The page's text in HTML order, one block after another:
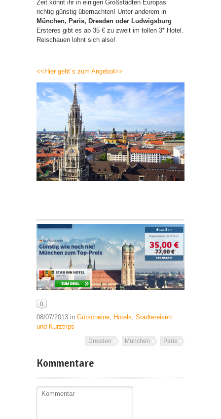
Zeit könnt ihr in einigen Großstädten Europas
richtig günstig übernachten! Unter anderem in
München, Paris, Dresden oder Ludwigsburg.
Ersteres gibt es ab 35 € zu zweit im tollen 3* Hotel.
Reischauen lohnt sich also!
<<Hier geht´s zum Angebot>>
0
08/07/2013 in Gutscheine Hotels Städtereisen
und Kurztrips
Dresden München Paris
Kommentare